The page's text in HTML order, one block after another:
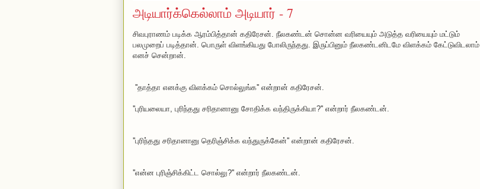
அடியார்க்கெல்லாம் அடியார் - 7
சிவபுராணம் படிக்க ஆரம்பித்தான் கதிரேசன். நீலகண்டன் சொன்ன வரியையும் அடுத்த வரியையும் மட்டும்
பலமுறைப் படித்தான். பொருள் விளங்கியது போலிருந்தது. இருப்பினும் நீலகண்டனிடமே விளக்கம் கேட்டுவிடலாம்
எனச் சென்றான்.
''தாத்தா எனக்கு விளக்கம் சொல்லுங்க'' என்றான் கதிரேசன்.
''புரியலையா, புரிந்தது சரிதானானு சோதிக்க வந்திருக்கியா?'' என்றார் நீலகண்டன்.
''புரிந்தது சரிதானானு தெரிஞ்சிக்க வந்துருக்கேன்'' என்றான் கதிரேசன்.
''என்ன புரிஞ்சிக்கிட்ட சொல்லு?'' என்றார் நீலகண்டன்.